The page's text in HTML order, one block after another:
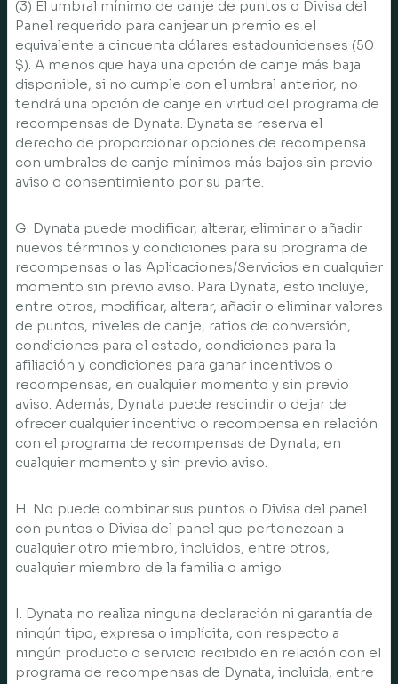
(3) El umbral mínimo de canje de puntos o Divisa del
Panel requerido para canjear un premio es el
equivalente a cincuenta dólares estadounidenses (50
$). A menos que haya una opción de canje más baja
disponible, si no cumple con el umbral anterior, no
tendrá una opción de canje en virtud del programa de
recompensas de Dynata. Dynata se reserva el
derecho de proporcionar opciones de recompensa
con umbrales de canje mínimos más bajos sin previo
aviso o consentimiento por su parte.
G. Dynata puede modificar, alterar, eliminar o añadir
nuevos términos y condiciones para su programa de
recompensas o las Aplicaciones/Servicios en cualquier
momento sin previo aviso. Para Dynata, esto incluye,
entre otros, modificar, alterar, añadir o eliminar valores
de puntos, niveles de canje, ratios de conversión,
condiciones para el estado, condiciones para la
afiliación y condiciones para ganar incentivos o
recompensas, en cualquier momento y sin previo
aviso. Además, Dynata puede rescindir o dejar de
ofrecer cualquier incentivo o recompensa en relación
con el programa de recompensas de Dynata, en
cualquier momento y sin previo aviso.
H. No puede combinar sus puntos o Divisa del panel
con puntos o Divisa del panel que pertenezcan a
cualquier otro miembro, incluidos, entre otros,
cualquier miembro de la familia o amigo.
I. Dynata no realiza ninguna declaración ni garantía de
ningún tipo, expresa o implícita, con respecto a
ningún producto o servicio recibido en relación con el
programa de recompensas de Dynata, incluida, entre